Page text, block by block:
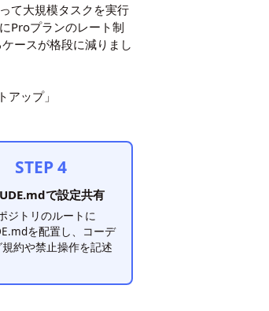
て大規模タスクを実行
Proプランのレート制
ースが格段に減りまし
ップ」
STEP 4
で設定共有
ジトリのルートに
を配置し、コーデ
規約や禁止操作を記述